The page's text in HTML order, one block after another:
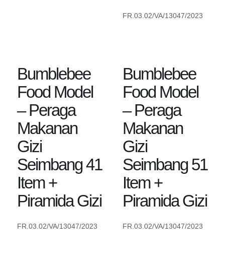
FR.03.02/VA/13047/2023
Bumblebee
Food Model
– Peraga
Makanan
Gizi
Seimbang 41
Item +
Piramida Gizi
FR.03.02/VA/13047/2023
Bumblebee
Food Model
– Peraga
Makanan
Gizi
Seimbang 51
Item +
Piramida Gizi
FR.03.02/VA/13047/2023